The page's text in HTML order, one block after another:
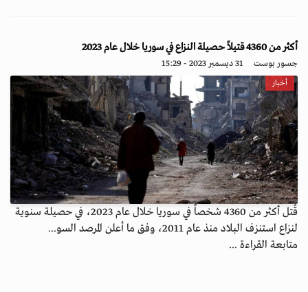
أكثر من 4360 قتيلاً حصيلة النزاع في سوريا خلال عام 2023
جسور بوست 31 ديسمبر 2023 - 15:29
أخبار
قُتل أكثر من 4360 شخصاً في سوريا خلال عام 2023، في حصيلة سنوية
لنزاع استنزف البلاد منذ عام 2011، وفق ما أعلن المرصد السو...
متابعة القراءة ...